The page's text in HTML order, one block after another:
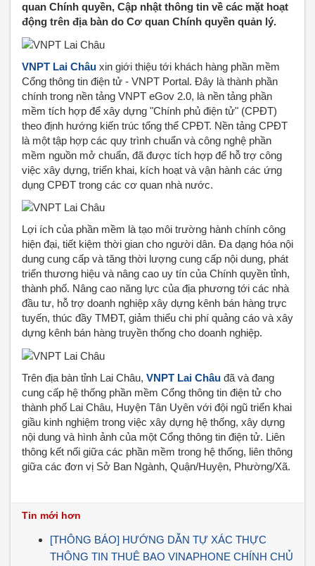
quan Chính quyền, Cập nhật thông tin về các mặt hoạt
động trên địa bàn do Cơ quan Chính quyền quản lý.
VNPT Lai Châu xin giới thiệu tới khách hàng phần mềm
Cổng thông tin điện tử - VNPT Portal. Đây là thành phần
chính trong nền tảng VNPT eGov 2.0, là nền tảng phần
mềm tích hợp để xây dựng "Chính phủ điện tử" (CPĐT)
theo định hướng kiến trúc tổng thể CPĐT. Nền tảng CPĐT
là một tập hợp các quy trình chuẩn và công nghệ phần
mềm nguồn mở chuẩn, đã được tích hợp để hỗ trợ công
việc xây dựng, triển khai, kích hoạt và vận hành các ứng
dụng CPĐT trong các cơ quan nhà nước.
Lợi ích của phần mềm là tạo môi trường hành chính công
hiện đại, tiết kiệm thời gian cho người dân. Đa dạng hóa nội
dung cung cấp và tăng thời lượng cung cấp nội dung, phát
triển thương hiệu và nâng cao uy tín của Chính quyền tỉnh,
thành phố. Nâng cao năng lực của địa phương tới các nhà
đầu tư, hỗ trợ doanh nghiệp xây dựng kênh bán hàng trực
tuyến, thúc đầy TMĐT, giảm thiểu chi phí quảng cáo và xây
dựng kênh bán hàng truyền thống cho doanh nghiệp.
Trên địa bàn tỉnh Lai Châu, VNPT Lai Châu đã và đang
cung cấp hệ thống phần mềm Cổng thông tin điện tử cho
thành phố Lai Châu, Huyện Tân Uyên với đội ngũ triển khai
giầu kinh nghiệm trong việc xây dựng hệ thống, xây dựng
nội dung và hình ảnh của một Cổng thông tin điện tử. Liên
thông kết nối giữa các phần mềm trong hệ thống, liên thông
giữa các đơn vị Sở Ban Ngành, Quận/Huyện, Phường/Xã.
Tin mới hơn
[THÔNG BÁO] HƯỚNG DẪN TỰ XÁC THỰC
THÔNG TIN THUÊ BAO VINAPHONE CHÍNH CHỦ